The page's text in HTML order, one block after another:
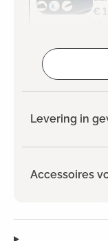
€
Levering in
Accessoires